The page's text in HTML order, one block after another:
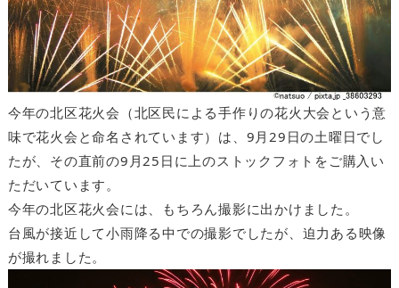
今年の北区花火会（北区民による手作りの花火大会という意
味で花火会と命名されています）は、9月29日の土曜日でし
たが、その直前の9月25日に上のストックフォトをご購入い
ただいています。
今年の北区花火会には、もちろん撮影に出かけました。
台風が接近して小雨降る中での撮影でしたが、迫力ある映像
が撮れました。